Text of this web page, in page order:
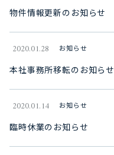
物件情報更新のお知らせ
2020.01.28 お知らせ
本社事務所移転のお知らせ
2020.01.14 お知らせ
臨時休業のお知らせ